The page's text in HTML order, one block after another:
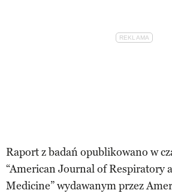
Raport z badań opublikowano w
“American Journal of Respiratory
Medicine” wydawanym przez